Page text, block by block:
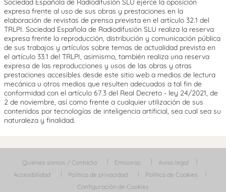
Sociedad Española de Radiodifusión SLU ejerce la oposición
expresa frente al uso de sus obras y prestaciones en la
elaboración de revistas de prensa prevista en el artículo 32.1 del
TRLPI. Sociedad Española de Radiodifusión SLU realiza la reserva
expresa frente la reproducción, distribución y comunicación pública
de sus trabajos y artículos sobre temas de actualidad prevista en
el artículo 33.1 del TRLPI, asimismo, también realiza una reserva
expresa de las reproducciones y usos de las obras y otras
prestaciones accesibles desde este sitio web a medios de lectura
mecánica u otros medios que resulten adecuados a tal fin de
conformidad con el artículo 67.3 del Real Decreto - ley 24/2021, de
2 de noviembre, así como frente a cualquier utilización de sus
contenidos por tecnologías de inteligencia artificial, sea cual sea su
naturaleza y finalidad.
Quiénes somos / Contacta Emisoras
Aviso legal
Accesibilidad
Política de privacidad
Política de Cookies
Configuración de Cookies